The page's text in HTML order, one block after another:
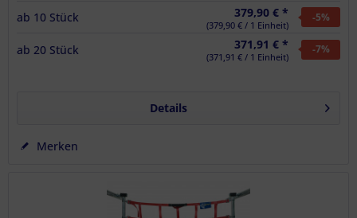
ab 10 Stück 379,90 € *
(379,90 € / 1 Einheit)
-5%
ab 20 Stück 371,91 € *
(371,91 € / 1 Einheit)
-7%
Details
Merken